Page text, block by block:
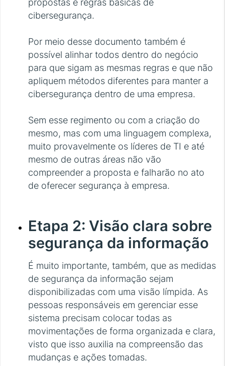
cibersegurança.
Por meio desse documento também é
possível alinhar todos dentro do negócio
para que sigam as mesmas regras e que não
apliquem métodos diferentes para manter a
cibersegurança dentro de uma empresa.
Sem esse regimento ou com a criação do
mesmo, mas com uma linguagem complexa,
muito provavelmente os líderes de TI e até
mesmo de outras áreas não vão
compreender a proposta e falharão no ato
de oferecer segurança à empresa.
Etapa 2: Visão clara sobre
segurança da informação
É muito importante, também, que as medidas
de segurança da informação sejam
disponibilizadas com uma visão límpida. As
pessoas responsáveis em gerenciar esse
sistema precisam colocar todas as
movimentações de forma organizada e clara,
visto que isso auxilia na compreensão das
mudanças e ações tomadas.